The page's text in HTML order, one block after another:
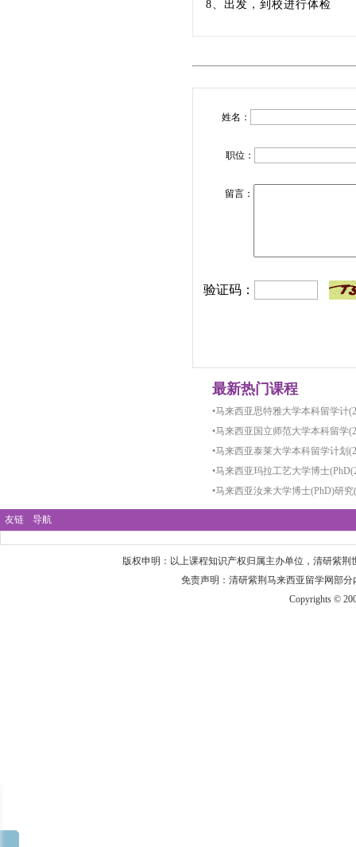
8、出发，到校进行体检
姓名：
职位：
留言：
验证码：
最新热门课程
•马来西亚思特雅大学本科留学计
•马来西亚国立师范大学本科留学
•马来西亚泰莱大学本科留学计划
•马来西亚玛拉工艺大学博士
•马来西亚汝来大学博士(PhD)研究
友链 导航
版权申明：以上课程知识产权归属主办单位， 清研紫荆
免责声明： 清研紫荆马来西亚留学网部分
Copyrights ©